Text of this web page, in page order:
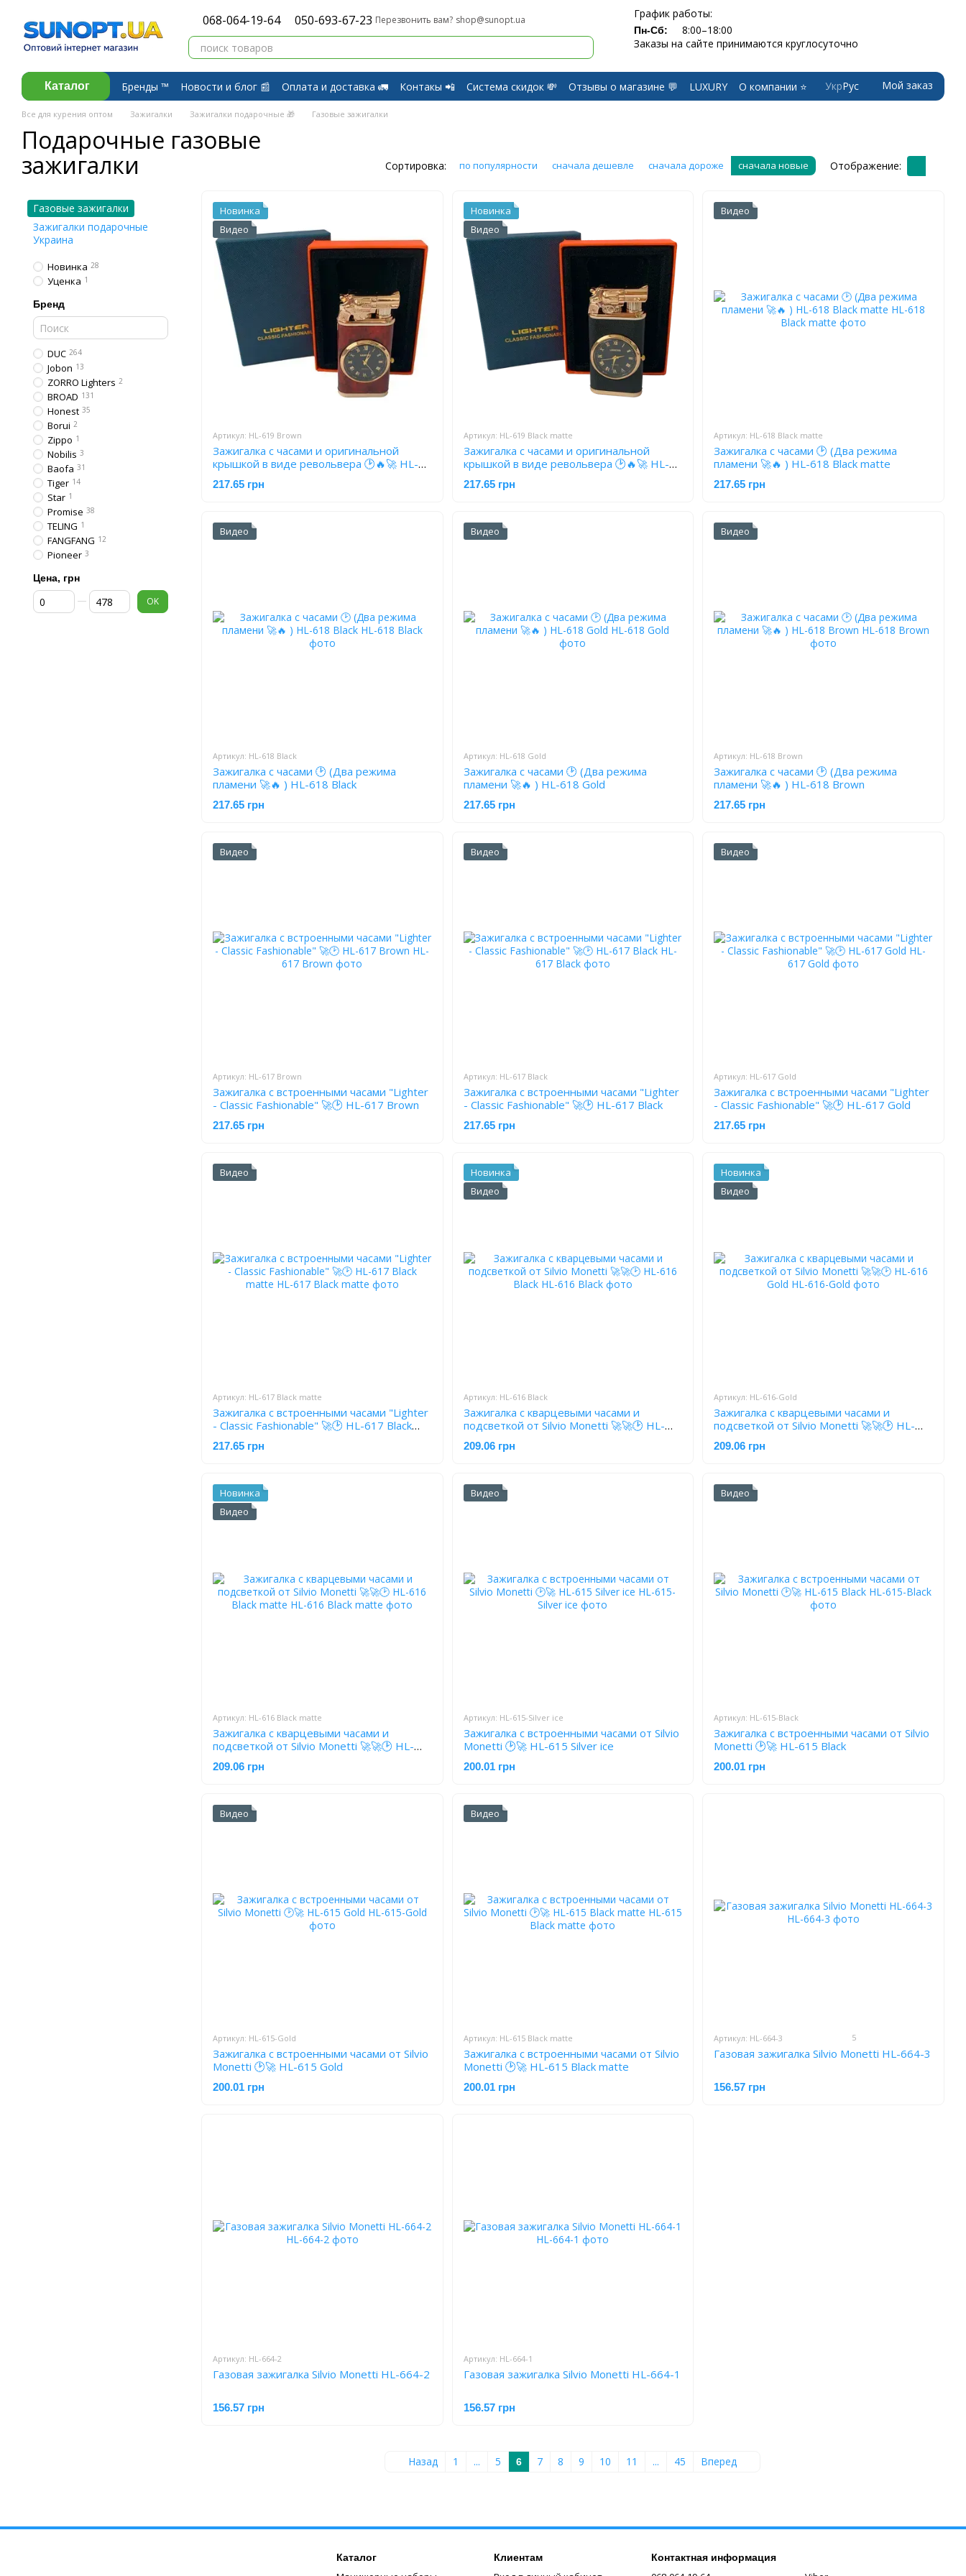
068-064-19-64 050-693-67-23 Перезвонить вам? shop@sunopt.ua График работы:
Пн-Сб:
8:00–18:00
Заказы на сайте принимаются круглосуточно
Каталог Бренды ™️ Новости и блог 📰 Оплата и доставка 🚛 Контакы 📲 Система скидок 💸 Отзывы о магазине 💬 LUXURY
О компании ⭐
Договор публичной оферты
Обмен и Возврат
УкрРус Мой заказ
Все для курения оптом Зажигалки Зажигалки подарочные 🎁 Газовые зажигалки
Подарочные газовые
зажигалки
Сортировка: по популярности сначала дешевле сначала дороже сначала новые Отображение:
Новинка
Видео
Артикул: HL-619 Brown
Зажигалка с часами и оригинальной
крышкой в виде револьвера 🕑🔥🚀 HL-
619 Brown
217.65 грн
Новинка
Видео
Артикул: HL-619 Black matte
Зажигалка с часами и оригинальной
крышкой в виде револьвера 🕑🔥🚀 HL-
619 Black matte
217.65 грн
Видео
Артикул: HL-618 Black matte
Зажигалка с часами 🕑 (Два режима
пламени 🚀🔥 ) HL-618 Black matte
217.65 грн
Видео
Артикул: HL-618 Black
Зажигалка с часами 🕑 (Два режима
пламени 🚀🔥 ) HL-618 Black
217.65 грн
Видео
Артикул: HL-618 Gold
Зажигалка с часами 🕑 (Два режима
пламени 🚀🔥 ) HL-618 Gold
217.65 грн
Видео
Артикул: HL-618 Brown
Зажигалка с часами 🕑 (Два режима
пламени 🚀🔥 ) HL-618 Brown
217.65 грн
Видео
Артикул: HL-617 Brown
Зажигалка с встроенными часами "Lighter
- Classic Fashionable" 🚀🕑 HL-617 Brown
217.65 грн
Видео
Артикул: HL-617 Black
Зажигалка с встроенными часами "Lighter
- Classic Fashionable" 🚀🕑 HL-617 Black
217.65 грн
Видео
Артикул: HL-617 Gold
Зажигалка с встроенными часами "Lighter
- Classic Fashionable" 🚀🕑 HL-617 Gold
217.65 грн
Видео
Артикул: HL-617 Black matte
Зажигалка с встроенными часами "Lighter
- Classic Fashionable" 🚀🕑 HL-617 Black
matte
217.65 грн
Новинка
Видео
Артикул: HL-616 Black
Зажигалка с кварцевыми часами и
подсветкой от Silvio Monetti 🚀🚀🕑 HL-
616 Black
209.06 грн
Новинка
Видео
Артикул: HL-616-Gold
Зажигалка с кварцевыми часами и
подсветкой от Silvio Monetti 🚀🚀🕑 HL-
616 Gold
209.06 грн
Новинка
Видео
Артикул: HL-616 Black matte
Зажигалка с кварцевыми часами и
подсветкой от Silvio Monetti 🚀🚀🕑 HL-
616 Black matte
209.06 грн
Видео
Артикул: HL-615-Silver ice
Зажигалка с встроенными часами от Silvio
Monetti 🕑🚀 HL-615 Silver ice
200.01 грн
Видео
Артикул: HL-615-Black
Зажигалка с встроенными часами от Silvio
Monetti 🕑🚀 HL-615 Black
200.01 грн
Видео
Артикул: HL-615-Gold
Зажигалка с встроенными часами от Silvio
Monetti 🕑🚀 HL-615 Gold
200.01 грн
Видео
Артикул: HL-615 Black matte
Зажигалка с встроенными часами от Silvio
Monetti 🕑🚀 HL-615 Black matte
200.01 грн
Артикул: HL-664-3 5
Газовая зажигалка Silvio Monetti HL-664-3
156.57 грн
Артикул: HL-664-2
Газовая зажигалка Silvio Monetti HL-664-2
156.57 грн
Артикул: HL-664-1
Газовая зажигалка Silvio Monetti HL-664-1
156.57 грн
Назад 1 ... 5 6 7 8 9 10 11 ... 45 Вперед
Газовые зажигалки
Зажигалки подарочные
Украина
Новинка 28
Уценка 1
Бренд
DUC 264
Jobon 13
ZORRO Lighters 2
BROAD 131
Honest 35
Borui 2
Zippo 1
Nobilis 3
Baofa 31
Tiger 14
Star 1
Promise 38
TELING 1
FANGFANG 12
Pioneer 3
Цена, грн
От Цена, грн
До Цена, грн OK
Каталог Клиентам Контактная информация